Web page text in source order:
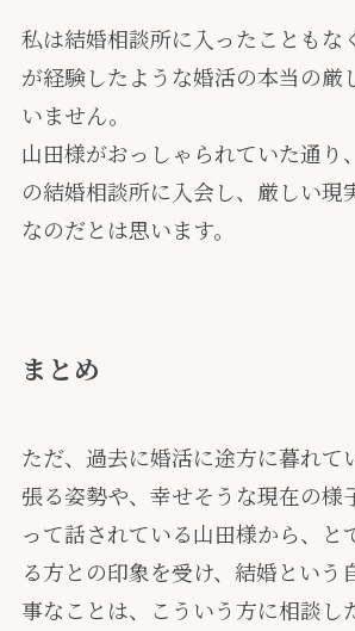
私は結婚相談所に入ったこともな
が経験したような婚活の本当の厳
いません。
山田様がおっしゃられていた通り
の結婚相談所に入会し、厳しい現
なのだとは思います。
まとめ
ただ、過去に婚活に途方に暮れて
張る姿勢や、幸せそうな現在の様
って話されている山田様から、と
る方との印象を受け、結婚という
事なことは、こういう方に相談し